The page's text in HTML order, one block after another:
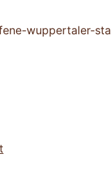
wuppertaler-